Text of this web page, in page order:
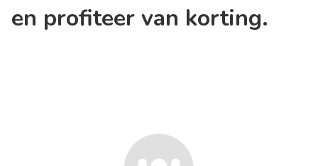
en profiteer van korting.